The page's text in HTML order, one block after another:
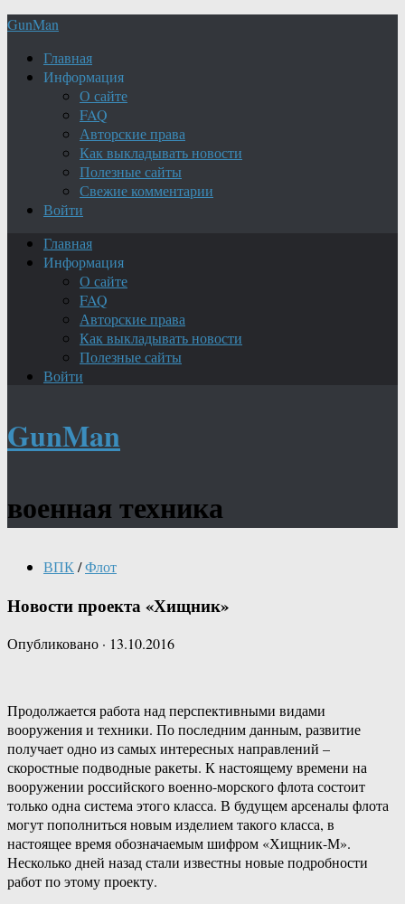
GunMan
Главная
Информация
О сайте
FAQ
Авторские права
Как выкладывать новости
Полезные сайты
Свежие комментарии
Войти
Главная
Информация
О сайте
FAQ
Авторские права
Как выкладывать новости
Полезные сайты
Войти
GunMan
военная техника
ВПК /Флот
Новости проекта «Хищник»
Опубликовано · 13.10.2016
Продолжается работа над перспективными видами
вооружения и техники. По последним данным, развитие
получает одно из самых интересных направлений –
скоростные подводные ракеты. К настоящему времени на
вооружении российского военно-морского флота состоит
только одна система этого класса. В будущем арсеналы флота
могут пополниться новым изделием такого класса, в
настоящее время обозначаемым шифром «Хищник-М».
Несколько дней назад стали известны новые подробности
работ по этому проекту.